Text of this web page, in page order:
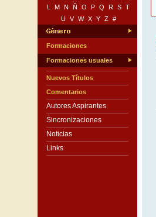
L
M N Ñ O P Q R S T
U
V W X Y Z #
Formaciones
Formaciones usuales
Nuevos Títulos
Comentarios
Autores Aspirantes
Sincronizaciones
Noticias
Links